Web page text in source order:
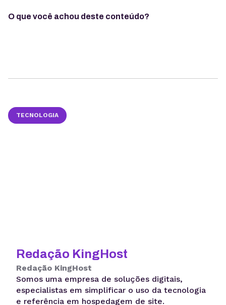
O que você achou deste conteúdo?
TECNOLOGIA
Redação KingHost
Redação KingHost
Somos uma empresa de soluções digitais,
especialistas em simplificar o uso da tecnologia
e referência em hospedagem de site.